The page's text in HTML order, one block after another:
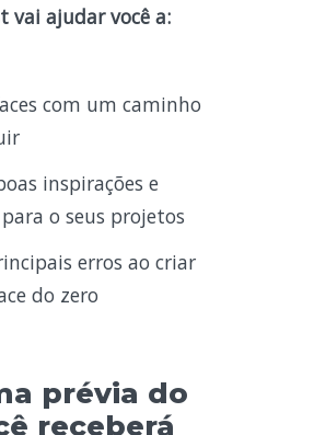
vai ajudar você a:
com um caminho
inspirações e
o seus projetos
erros ao criar
do zero
prévia do
receberá